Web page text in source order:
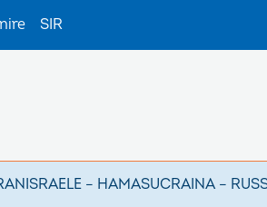
SIR
ISRAELE – HAMASUCRAINA –